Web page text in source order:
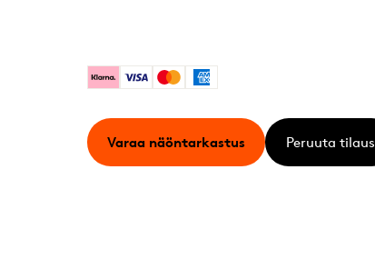
KlarnaVisa MastercardAmerican Express
Varaa näöntarkastus Peruuta tilaus